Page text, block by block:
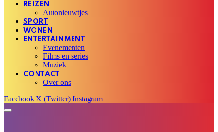
REIZEN
Autonieuwtjes
SPORT
WONEN
ENTERTAINMENT
Evenementen
Films en series
Muziek
CONTACT
Over ons
Facebook X (Twitter) Instagram